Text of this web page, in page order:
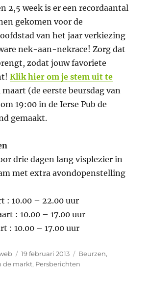
2,5 week is er een recordaantal
gekomen voor de
van het jaar verkiezing
nek-aan-nekrace! Zorg dat
zodat jouw favoriete
Klik hier om je stem uit te
maart (de eerste beursdag van
19:00 in de Ierse Pub de
gemaakt.
drie dagen lang visplezier in
met extra avondopenstelling
: 10.00 – 22.00 uur
: 10.00 – 17.00 uur
: 10.00 – 17.00 uur
Geplaatst
op
19 februari 2013 Categorieën
Beurzen,
de markt, Persberichten